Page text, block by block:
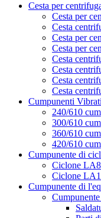
Cesta per
Cesta per
Cesta
Cesta per
Cesta per
Cesta
Cesta
Cesta
Cesta
Cumpunenti
240/610
300/610
360/610
420/610
Cumpunente di
Ciclone
Ciclone
Cumpunente di